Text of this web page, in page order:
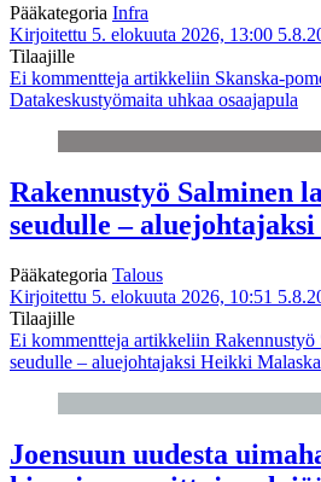
Pääkategoria Infra
Kirjoitettu 5. elokuuta 2026, 13:00
Tilaajille
Ei kommentteja artikkeliin Skanska-
Datakeskustyömaita uhkaa osaajapula
Rakennustyö Salminen
seudulle –
Pääkategoria Talous
Kirjoitettu 5. elokuuta 2026, 10:51
Tilaajille
Ei kommentteja artikkeliin Rakennustyö
seudulle – aluejohtajaksi Heikki Malaska
Joensuun uudesta